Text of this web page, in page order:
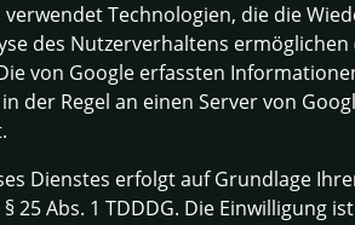
verwendet Technologien, die die
des Nutzerverhaltens ermöglichen
von Google erfassten
der Regel an einen Server von
Dienstes erfolgt auf Grundlage
§ 25 Abs. 1 TDDDG. Die Einwilligung